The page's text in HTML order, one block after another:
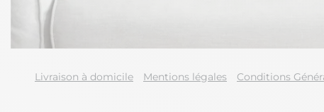
Livraison à domicile Mentions légales Conditions